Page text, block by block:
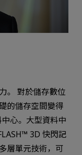
。 對於儲存數位
的儲存空間變得
心。大型資料中
3D 快閃記
層單元技術，可